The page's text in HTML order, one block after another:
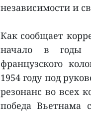
независимости и
Как сообщает
начало в годы
французского
1954 году под
резонанс во всех
победа Вьетнама